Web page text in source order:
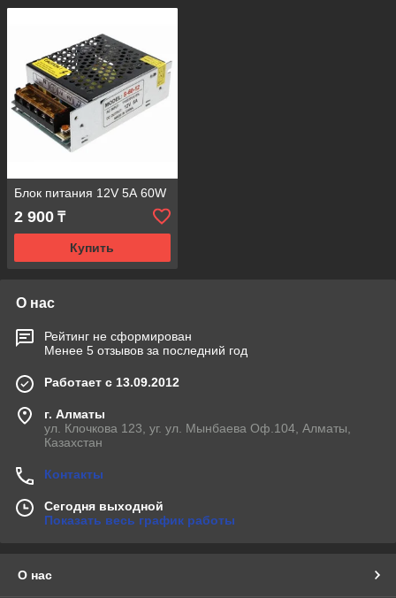
Блок питания 12V 5А 60W
2 900 ₸
Купить
О нас
Рейтинг не сформирован
Менее 5 отзывов за последний год
Работает с 13.09.2012
г. Алматы
ул. Клочкова 123, уг. ул. Мынбаева Оф.104, Алматы,
Казахстан
Контакты
Сегодня выходной
Показать весь график работы
О нас